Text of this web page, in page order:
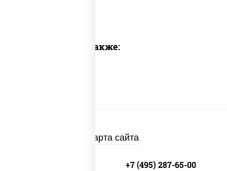
Предлагаем также:
Карта сайта
+7 (495) 287-65-00